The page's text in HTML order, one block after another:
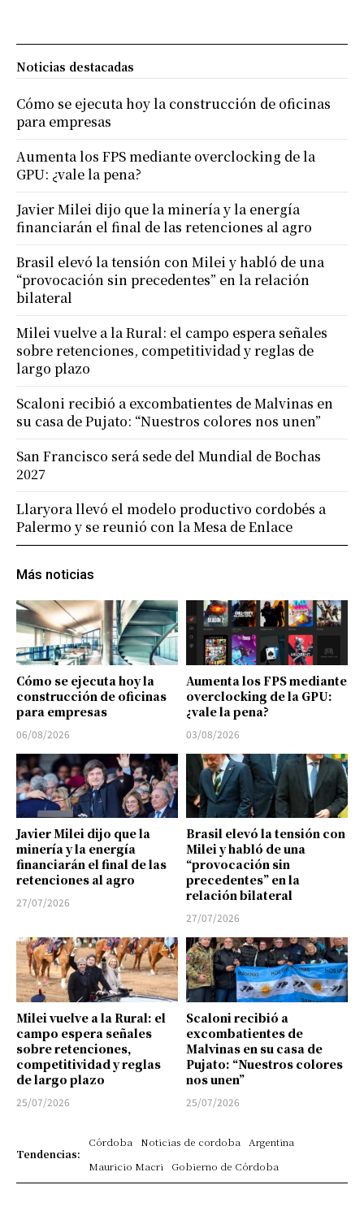
Más noticias
Cómo se ejecuta hoy la
construcción de oficinas
para empresas
06/08/2026
Aumenta los FPS mediante
overclocking de la GPU:
¿vale la pena?
03/08/2026
Javier Milei dijo que la
minería y la energía
financiarán el final de las
retenciones al agro
27/07/2026
Brasil elevó la tensión con
Milei y habló de una
“provocación sin
precedentes” en la
relación bilateral
27/07/2026
Milei vuelve a la Rural: el
campo espera señales
sobre retenciones,
competitividad y reglas
de largo plazo
25/07/2026
Scaloni recibió a
excombatientes de
Malvinas en su casa de
Pujato: “Nuestros colores
nos unen”
25/07/2026
Tendencias:
Córdoba Noticias de cordoba
Argentina
Mauricio Macri
Gobierno de Córdoba
Noticias destacadas
Cómo se ejecuta hoy la construcción de oficinas
para empresas
Aumenta los FPS mediante overclocking de la
GPU: ¿vale la pena?
Javier Milei dijo que la minería y la energía
financiarán el final de las retenciones al agro
Brasil elevó la tensión con Milei y habló de una
“provocación sin precedentes” en la relación
bilateral
Milei vuelve a la Rural: el campo espera señales
sobre retenciones, competitividad y reglas de
largo plazo
Scaloni recibió a excombatientes de Malvinas en
su casa de Pujato: “Nuestros colores nos unen”
San Francisco será sede del Mundial de Bochas
2027
Llaryora llevó el modelo productivo cordobés a
Palermo y se reunió con la Mesa de Enlace